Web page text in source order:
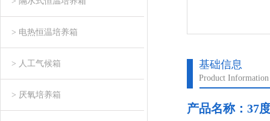
基础信息
Product Information
产品名称： 37
> 电热恒温培养箱
> 人工气候箱
> 厌氧培养箱